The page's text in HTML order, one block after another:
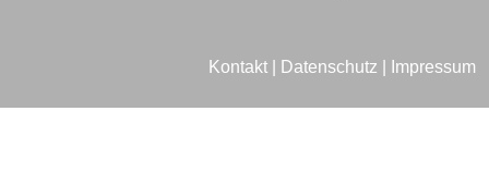
Kontakt| Datenschutz Impressum